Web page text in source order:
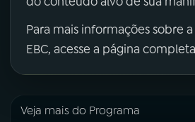
Para mais informações sobre
EBC, acesse a página completa
Veja mais do Programa